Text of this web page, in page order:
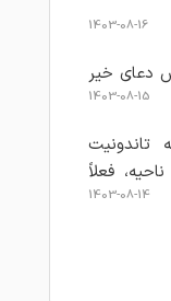
1403-08-16
دعای خیر
1403-08-15
فعلاً
1403-08-14